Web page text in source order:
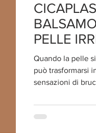
PELLE
Quando la pelle
può trasformarsi
sensazioni di
fonte di disagio.